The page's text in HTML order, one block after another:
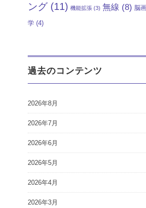
ング(11) 機能拡張 (3) 無線 (8) 脳
学 (4)
過去のコンテンツ
2026年8月
2026年7月
2026年6月
2026年5月
2026年4月
2026年3月